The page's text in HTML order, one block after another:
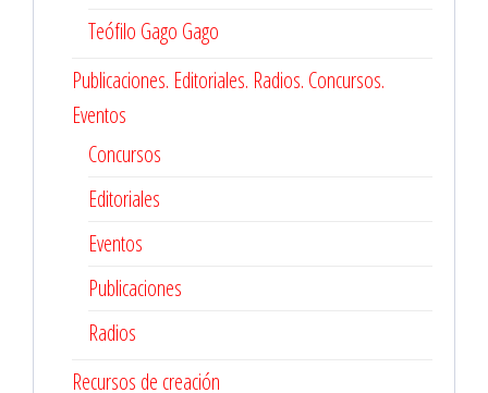
Teófilo Gago Gago
Publicaciones. Editoriales. Radios. Concursos.
Eventos
Concursos
Editoriales
Eventos
Publicaciones
Radios
Recursos de creación